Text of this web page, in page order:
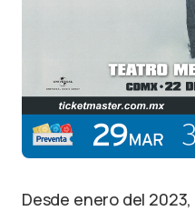
Desde enero del 2023,